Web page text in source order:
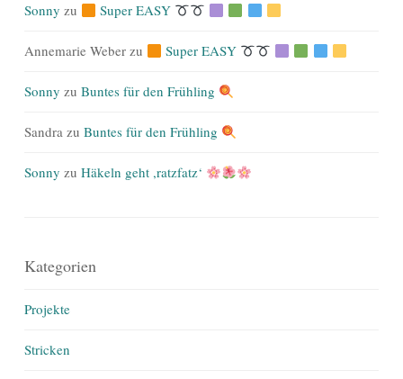
Sonny zu Super EASY
Annemarie Weber zu Super EASY
Sonny zu Buntes für den Frühling
Sandra zu Buntes für den Frühling
Sonny zu Häkeln geht ,ratzfatz‘
Kategorien
Projekte
Stricken